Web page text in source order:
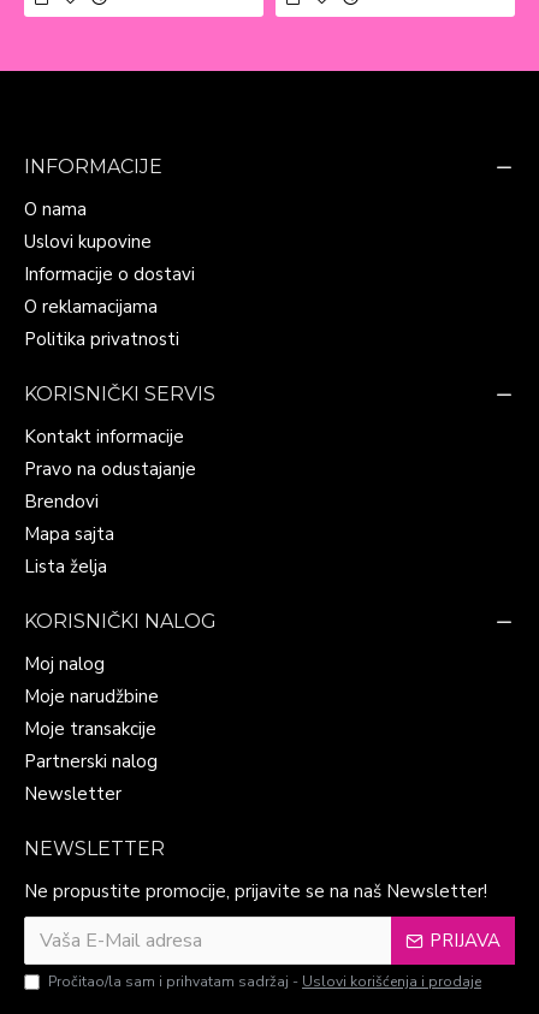
INFORMACIJE
O nama
Uslovi kupovine
Informacije o dostavi
O reklamacijama
Politika privatnosti
KORISNIČKI SERVIS
Kontakt informacije
Pravo na odustajanje
Brendovi
Mapa sajta
Lista želja
KORISNIČKI NALOG
Moj nalog
Moje narudžbine
Moje transakcije
Partnerski nalog
Newsletter
NEWSLETTER
Ne propustite promocije, prijavite se na naš Newsletter!
PRIJAVA
Pročitao/la sam i prihvatam sadržaj - Uslovi korišćenja i prodaje